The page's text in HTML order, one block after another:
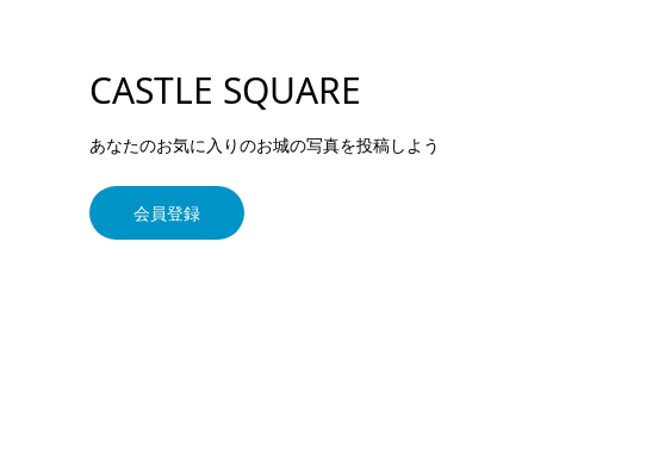
CASTLE SQUARE
あなたのお気に入りのお城の写真を投稿しよう
会員登録